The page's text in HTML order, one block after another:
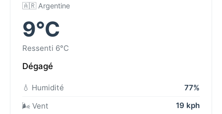
🇦🇷 Argentine
9°C
Ressenti 6°C
Dégagé
💧 Humidité
77%
🌬️ Vent
19 kph